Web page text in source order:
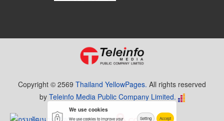
Copyright © 2569 Thailand YellowPages. All rights reserved
by Teleinfo Media Public Company Limited.
We use cookies
We use cookies to improve your Setting Accept